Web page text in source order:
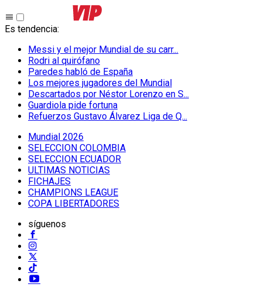
Es tendencia:
Messi y el mejor Mundial de su carr...
Rodri al quirófano
Paredes habló de España
Los mejores jugadores del Mundial
Descartados por Néstor Lorenzo en S...
Guardiola pide fortuna
Refuerzos Gustavo Álvarez Liga de Q...
Mundial 2026
SELECCION COLOMBIA
SELECCION ECUADOR
ULTIMAS NOTICIAS
FICHAJES
CHAMPIONS LEAGUE
COPA LIBERTADORES
síguenos